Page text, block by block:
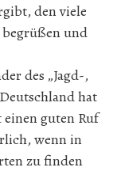
den viele
und
des „Jagd-,
hat
einen guten Ruf
wenn in
zu finden